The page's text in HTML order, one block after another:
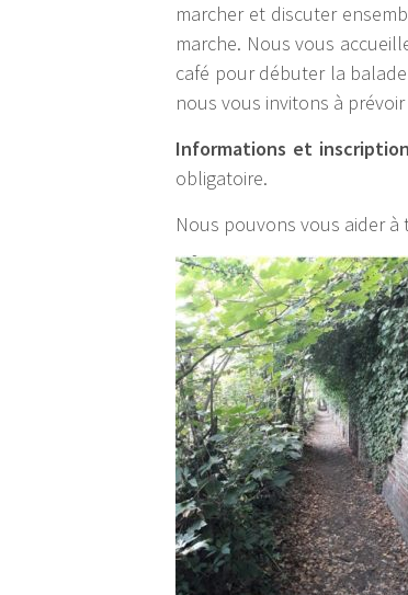
marcher et discuter
marche. Nous vous
café pour débuter la
nous vous invitons à
Informations et ins
obligatoire.
Nous pouvons vous aider